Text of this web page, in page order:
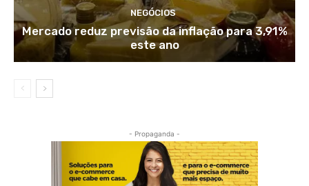
NEGÓCIOS
Mercado reduz previsão da inflação para 3,91%
este ano
- Propaganda -